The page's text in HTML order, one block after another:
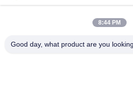
Nanjing Henglande
8:44 PM
Good day, what product are you